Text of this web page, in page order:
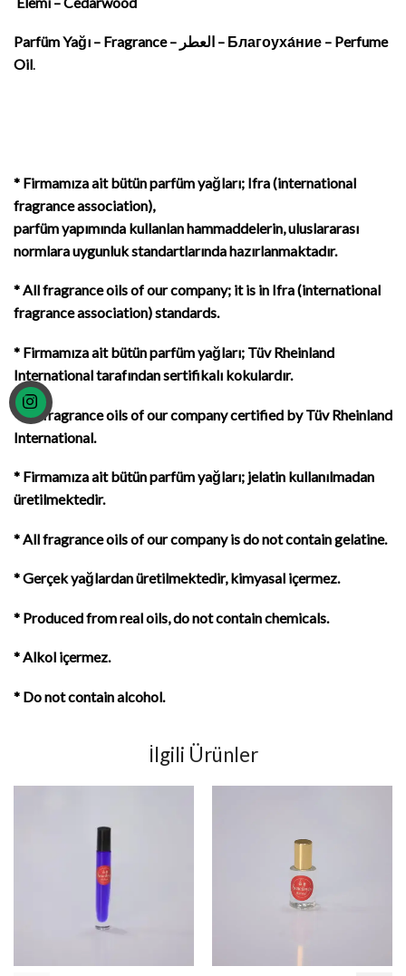
Parfüm Yağı – Fragrance – العطر – Благоуха́ние – Perfume
Oil.
* Firmamıza ait bütün parfüm yağları; Ifra (international
fragrance association),
parfüm yapımında kullanlan hammaddelerin, uluslararası
normlara uygunluk standartlarında hazırlanmaktadır.
* All fragrance oils of our company; it is in Ifra (international
fragrance association) standards.
* Firmamıza ait bütün parfüm yağları; Tüv Rheinland
International tarafından sertifikalı kokulardır.
* All fragrance oils of our company certified by Tüv Rheinland
International.
* Firmamızaait bütün parfüm yağları; jelatin kullanılmadan
üretilmektedir.
* All fragrance oils of our company is do not contain gelatine.
* Gerçek yağlardan üretilmektedir, kimyasal içermez.
* Produced from real oils, do not contain chemicals.
* Alkol içermez.
* Do not contain alcohol.
İlgili Ürünler